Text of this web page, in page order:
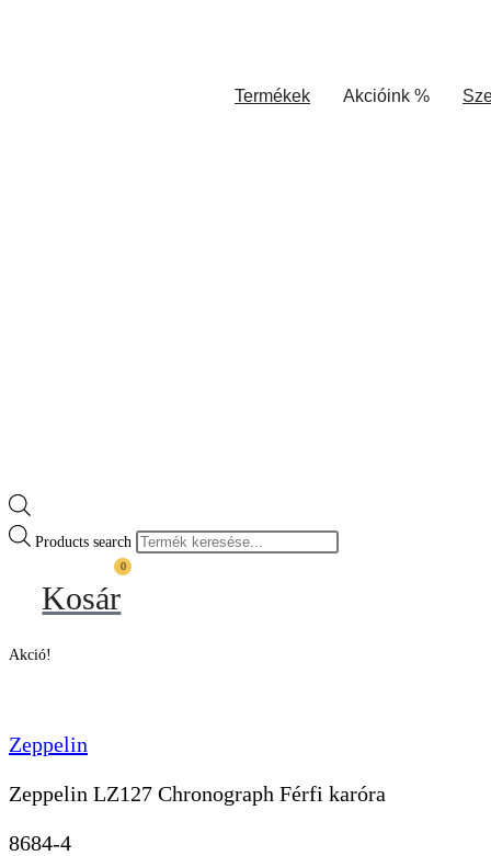
Termékek Akcióink %
Products search
0
Kosár
Akció!
Zeppelin
Zeppelin LZ127 Chronograph Férfi karóra
8684-4